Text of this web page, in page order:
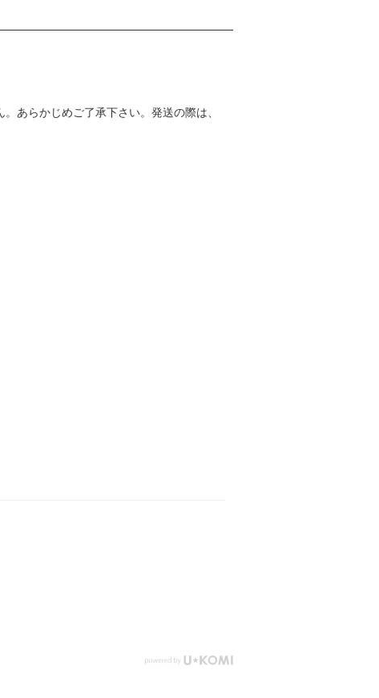
あらかじめご了承下さい。発送の際は、